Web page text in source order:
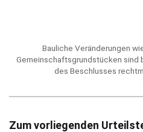
Bauliche Veränderungen
Gemeinschaftsgrundstücken sind
des Beschlusses
Zum vorliegenden